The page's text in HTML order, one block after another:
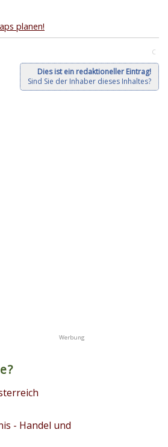
planen!
C
Dies ist ein redaktioneller Eintrag!
Sind Sie der Inhaber dieses Inhaltes?
- Handel und